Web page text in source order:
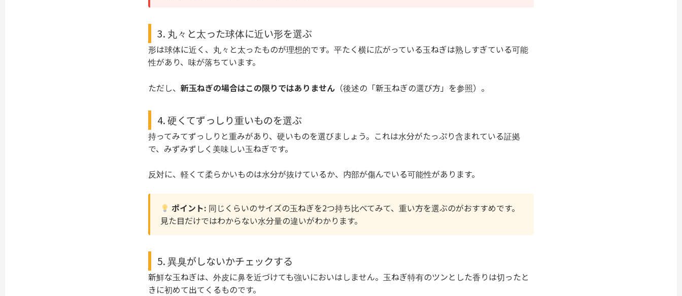
3. 丸々と太った球体に近い形を選ぶ
形は球体に近く、丸々と太ったものが理想的です。平たく横に広がっている玉ねぎは熟しすぎている可能
性があり、味が落ちています。
ただし、 新玉ねぎの場合はこの限りではありません （後述の「新玉ねぎの選び方」を参照）。
4. 硬くてずっしり重いものを選ぶ
持ってみてずっしりと重みがあり、硬いものを選びましょう。これは水分がたっぷり含まれている証拠
で、みずみずしく美味しい玉ねぎです。
反対に、軽くて柔らかいものは水分が抜けているか、内部が傷んでいる可能性があります。
ポイント: 同じくらいのサイズの玉ねぎを2つ持ち比べてみて、重い方を選ぶのがおすすめです。
見た目だけではわからない水分量の違いがわかります。
5. 異臭がしないかチェックする
新鮮な玉ねぎは、外皮に鼻を近づけても強いにおいはしません。玉ねぎ特有のツンとした香りは切ったと
きに初めて出てくるものです。